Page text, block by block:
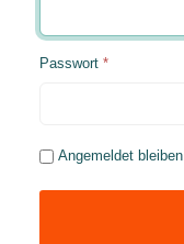
Passwort *
Angemeldet bleiben